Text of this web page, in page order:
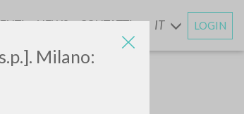
Milano:
ENEWS CONTATTI IT LOGIN